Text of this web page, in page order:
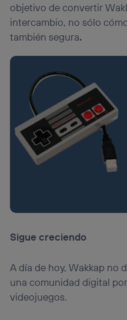
objetivo de convertir
intercambio, no sólo
también segura.
Sigue creciendo
A día de hoy, Wakkap no
una comunidad digital
videojuegos.